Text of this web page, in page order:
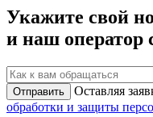
Укажите свой
и наш оператор
Отправить Оставляя
обработки и защиты